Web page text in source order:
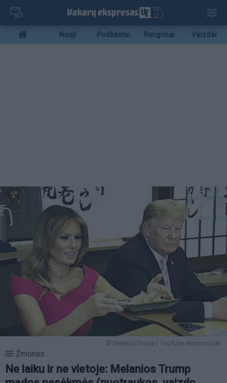
Pereiti
pagrindinį
turinį
Mobile
menu
Nauji Podkastai Renginiai Vaizdai
© Melania Trump / YouTube ekrano nuotr.
Žmonės
Ne laiku ir ne vietoje: Melanios Trump